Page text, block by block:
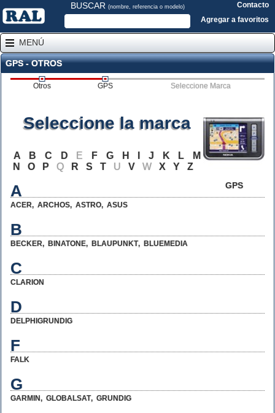
BUSCAR (nombre, referencia o modelo)
Contacto
Agregar a favoritos
MENÚ
GPS - OTROS
Otros GPS Seleccione Marca
GPS
Seleccione la marca
A B C D E F G H J K L
M
N
O P Q R S T U V W X Y Z
A
ACER, ARCHOS, ASTRO, ASUS
B
BECKER, BINATONE, BLAUPUNKT, BLUEMEDIA
C
CLARION
D
DELPHIGRUNDIG
F
FALK
G
GARMIN, GLOBALSAT, GRUNDIG